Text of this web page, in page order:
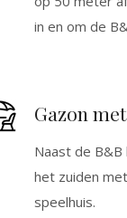
al piso de
hay que
contestan
Sitio
por la
in en om de
Gazon
Naast de
het zuiden
speelhuis.